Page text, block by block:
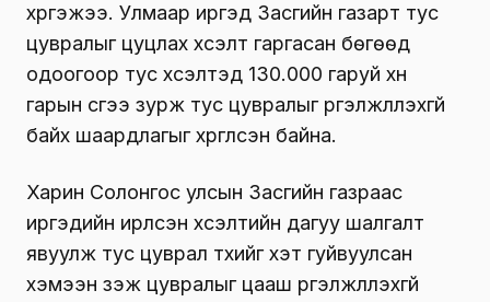
хүргэжээ. Улмаар иргэд Засгийн газарт тус
цувралыг цуцлах хүсэлт гаргасан бөгөөд
одоогоор тус хүсэлтэд 130.000 гаруй хүн
гарын үсгээ зурж тус цувралыг үргэлжлүүлэхгүй
байх шаардлагыг хүргүүлсэн байна.
Харин Солонгос улсын Засгийн газраас
иргэдийн ирүүлсэн хүсэлтийн дагуу шалгалт
явуулж тус цуврал түүхийг хэт гуйвуулсан
хэмээн үзэж цувралыг цааш үргэлжлүүлэхгүй